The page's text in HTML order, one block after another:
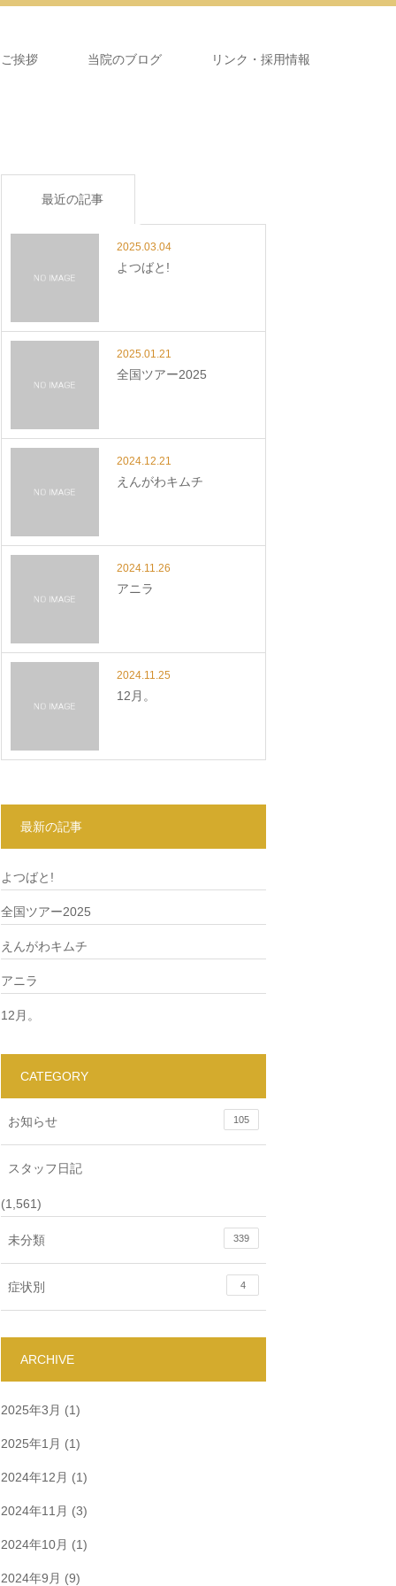
挨拶 当院のブログ リンク・採用情報
最近の記事
2025.03.04
よつばと!
2025.01.21
全国ツアー2025
2024.12.21
えんがわキムチ
2024.11.26
アニラ
2024.11.25
12月。
最新の記事
よつばと!
全国ツアー2025
えんがわキムチ
アニラ
12月。
CATEGORY
お知らせ 105
スタッフ日記
(1,561)
未分類 339
症状別 4
ARCHIVE
2025年3月 (1)
2025年1月 (1)
2024年12月 (1)
2024年11月 (3)
2024年10月 (1)
2024年9月 (9)